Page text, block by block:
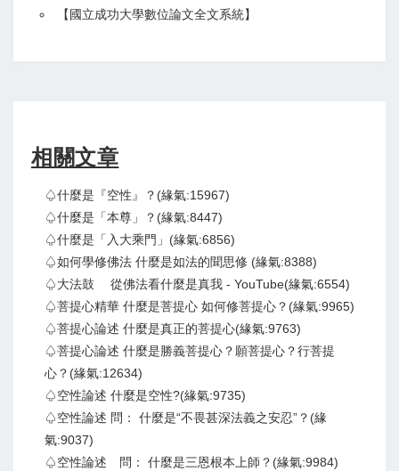
【 國立成功大學數位論文全文系統】
相關文章
♤什麼是『空性』？(緣氣:15967)
♤什麼是「本尊」？(緣氣:8447)
♤什麼是「入大乘門」(緣氣:6856)
♤如何學修佛法 什麼是如法的聞思修 (緣氣:8388)
♤大法鼓 從佛法看什麼是真我 - YouTube(緣氣:6554)
♤菩提心精華 什麼是菩提心 如何修菩提心？(緣氣:9965)
♤菩提心論述 什麼是真正的菩提心(緣氣:9763)
♤菩提心論述 什麼是勝義菩提心？願菩提心？行菩提
心？(緣氣:12634)
♤空性論述 什麼是空性?(緣氣:9735)
♤空性論述 問： 什麼是“不畏甚深法義之安忍”？(緣
氣:9037)
♤空性論述 問： 什麼是三恩根本上師？(緣氣:9984)